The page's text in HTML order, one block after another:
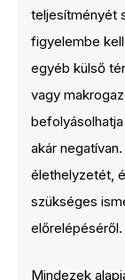
teljesítményét
figyelembe
egyéb külső
vagy
akár
élethelyzetét,
szükséges
előrelépéséről.
Mindezek